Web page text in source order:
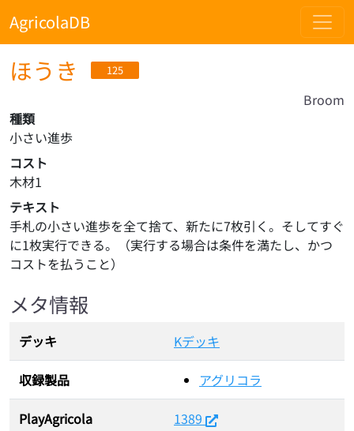
AgricolaDB
ほうき 125
Broom
種類
小さい進歩
コスト
木材1
テキスト
手札の小さい進歩を全て捨て、新たに7枚引く。そしてすぐ
に1枚実行できる。（実行する場合は条件を満たし、かつ
コストを払うこと）
メタ情報
デッキ Kデッキ
収録製品 アグリコラ
PlayAgricola 1389